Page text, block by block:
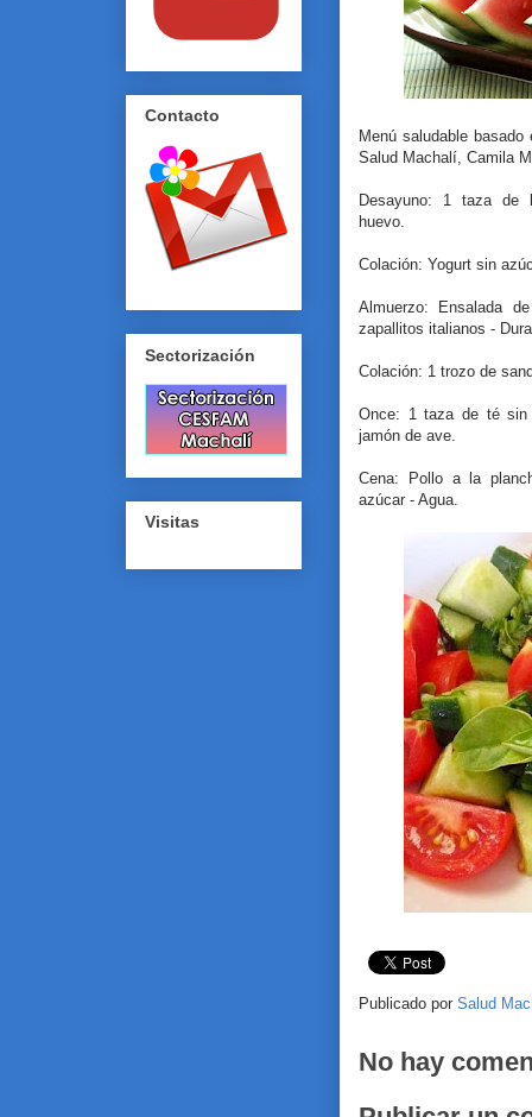
Menú saludable
Salud Machalí, Camila
Desayuno: 1 taza de
huevo.
Colación: Yogurt sin
Almuerzo: Ensalada
zapallitos italianos -
Colación: 1 trozo de
Once: 1 taza de té
jamón de ave.
Cena: Pollo a la
azúcar - Agua.
Publicado por Salud
No hay
Contacto
Sectorización
Visitas